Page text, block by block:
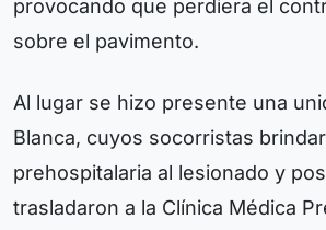
provocando que perdiera el
sobre el pavimento.
Al lugar se hizo presente una
Blanca, cuyos socorristas
prehospitalaria al lesionado y
trasladaron a la Clínica Médica